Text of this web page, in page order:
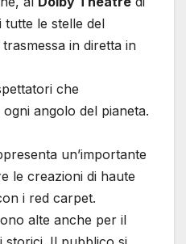
tutte le stelle del
in diretta in
che
angolo del pianeta.
un’importante
le creazioni di haute
i red carpet.
alte anche per il